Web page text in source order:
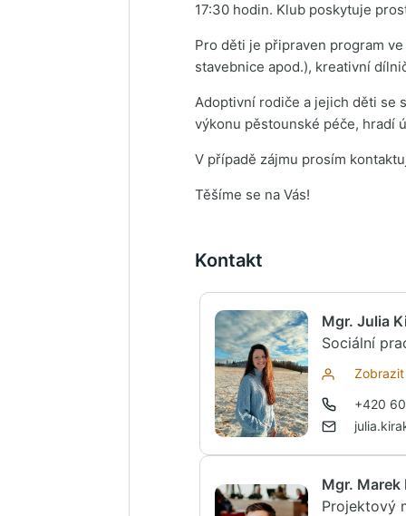
17:30 hodin. Klub poskytuje
Pro děti je připraven program
stavebnice apod.), kreativní
Adoptivní rodiče a jejich děti se
výkonu pěstounské péče, hradí
V případě zájmu prosím
Těšíme se na Vás!
Kontakt
Mgr. Julia
Sociální
+420
Mgr. Marek
Projektový